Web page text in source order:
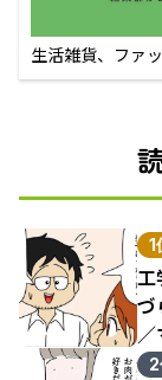
生活雑貨、ファ
えるECサイト
1
工
づ
結